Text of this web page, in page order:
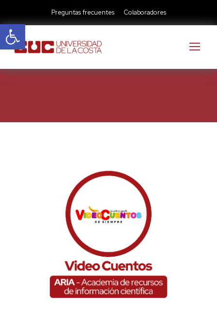
Abrir barra de herramientas
Preguntas frecuentes Colaboradores